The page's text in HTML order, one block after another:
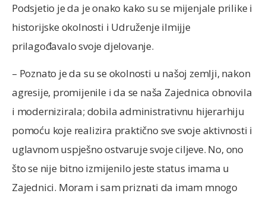
Podsjetio je da je onako kako su se mijenjale prilike i
historijske okolnosti i Udruženje ilmijje
prilagođavalo svoje djelovanje.
– Poznato je da su se okolnosti u našoj zemlji, nakon
agresije, promijenile i da se naša Zajednica obnovila
i modernizirala; dobila administrativnu hijerarhiju
pomoću koje realizira praktično sve svoje aktivnosti i
uglavnom uspješno ostvaruje svoje ciljeve. No, ono
što se nije bitno izmijenilo jeste status imama u
Zajednici. Moram i sam priznati da imam mnogo